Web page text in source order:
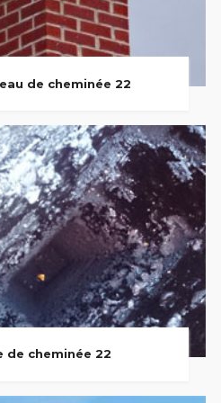
de cheminée 22
de cheminée 22